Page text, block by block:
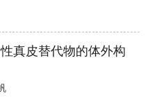
真皮替代物的体外构